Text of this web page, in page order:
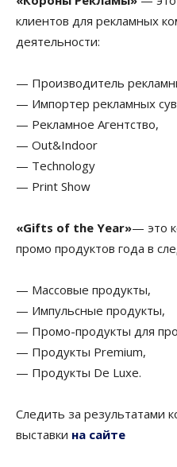
клиентов для рекламных
деятельности:
— Производитель
— Импортер рекламных
— Рекламное Агентство,
— Out&Indoor
— Technology
— Print Show
«Gifts of the Year»— это
промо продуктов года в
— Массовые продукты,
— Импульсные продукты,
— Промо-продукты для
— Продукты Premium,
— Продукты De Luxe.
Cледить за результатами
выставки на сайте